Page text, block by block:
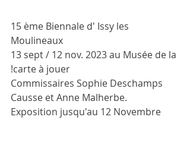
15 ème Biennale d' Issy les
Moulineaux
13 sept / 12 nov. 2023 au Musée de la
!carte à jouer
Commissaires Sophie Deschamps
Causse et Anne Malherbe.
Exposition jusqu'au 12 Novembre